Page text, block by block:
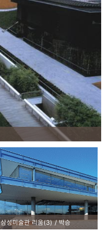
삼성미술관 리움(3) 박승